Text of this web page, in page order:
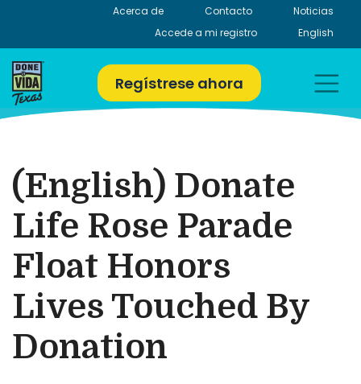
Acerca de Contacto
Noticias
Accede a mi registro
English
Regístrese ahora
(English) Donate
Life Rose Parade
Float Honors
Lives Touched By
Donation